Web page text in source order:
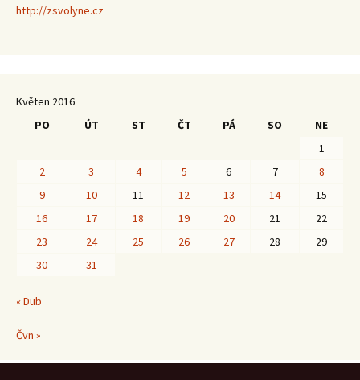
http://zsvolyne.cz
Květen 2016
PO
ÚT ST ČT PÁ SO
NE
1
2
3 4 5 6 7
8
9
10 11 12 13 14
15
16
17 18 19 20 21
22
23
24 25 26 27 28
29
30
31
« Dub
Čvn »